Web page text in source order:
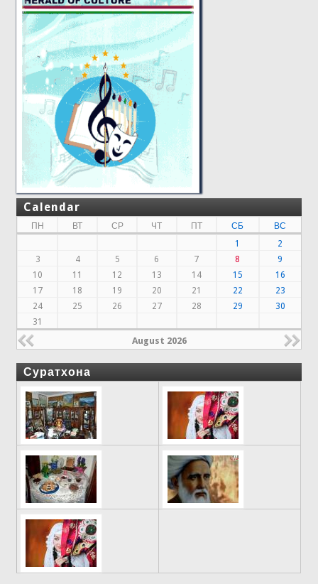
Calendar
ПН ВТ СР ЧТ ПТ СБ
ВС
1
2
3
4 5 6 7 8
9
10
11 12 13 14 15
16
17
18 19 20 21 22
23
24
25 26 27 28 29
30
31
August 2026
Суратхона